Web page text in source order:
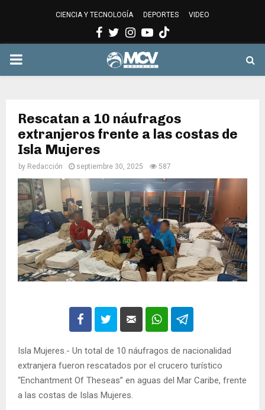
CIENCIA Y TECNOLOGÍA DEPORTES VIDEO
Facebook
Twitter
Instagram
Youtube
PRIMARY
Rescatan a 10 náufragos
extranjeros frente a las costas de
Isla Mujeres
by Redacción septiembre 30, 2025 587
Isla Mujeres.- Un total de 10 náufragos de nacionalidad
extranjera fueron rescatados por el crucero turístico
“Enchantment Of Theseas” en aguas del Mar Caribe, frente
a las costas de Islas Mujeres.